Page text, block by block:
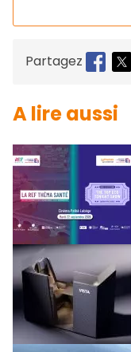
Partagez
A lire aussi